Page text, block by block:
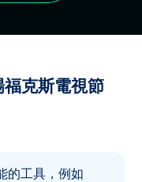
克斯電視節
的工具，例如